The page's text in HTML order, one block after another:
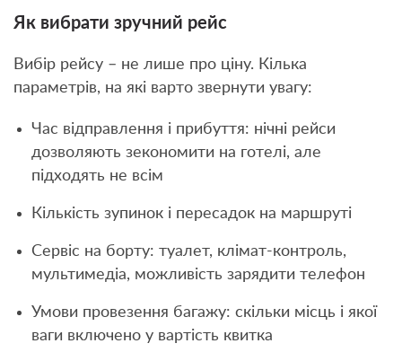
Як вибрати зручний рейс
Вибір рейсу – не лише про ціну. Кілька
параметрів, на які варто звернути увагу:
Час відправлення і прибуття: нічні рейси
дозволяють зекономити на готелі, але
підходять не всім
Кількість зупинок і пересадок на маршруті
Сервіс на борту: туалет, клімат-контроль,
мультимедіа, можливість зарядити телефон
Умови провезення багажу: скільки місць і якої
ваги включено у вартість квитка